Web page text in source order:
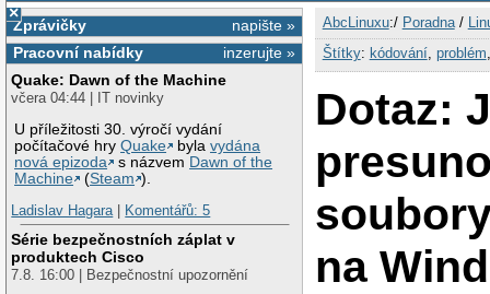
×
napište »
Zprávičky
inzerujte »
Pracovní nabídky
Quake: Dawn of the Machine
včera 04:44 | IT novinky
U příležitosti 30. výročí vydání
počítačové hryQuake bylavydána
nová epizoda
s názvem Dawn of the
Machine
(Steam ).
Ladislav Hagara| Komentářů: 5
Série bezpečnostních záplat v
produktech Cisco
7.8. 16:00 | Bezpečnostní upozornění
AbcLinuxu:/ Poradna/
Štítky: kódování, problém
Dotaz:
na